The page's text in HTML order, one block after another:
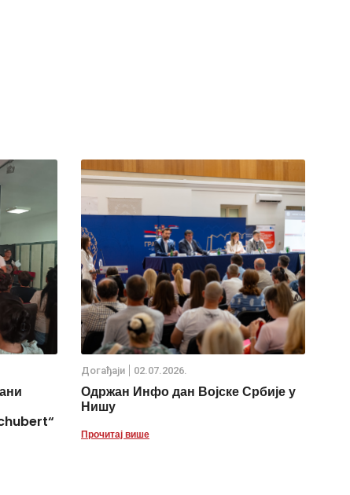
Дoгађаjи 02.07.2026.
Одржан Инфо дан Војске Србије у
Нишу
Прочитај више